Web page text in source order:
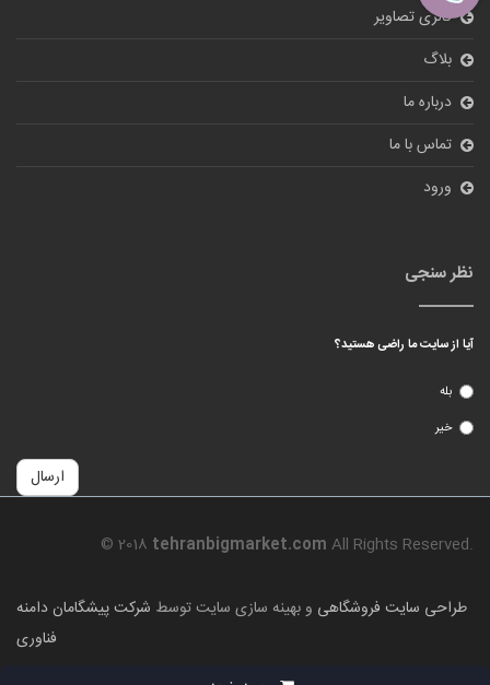
گالری تصاویر
بلاگ
درباره ما
تماس با ما
ورود
نظر سنجی
آیا از سایت ما راضی هستید؟
بله
خیر
ارسال
© 2018 tehranbigmarket.com All Rights Reserved.
طراحی سایت فروشگاهی و بهینه سازی سایت توسط شرکت پیشگامان دامنه
فناوری